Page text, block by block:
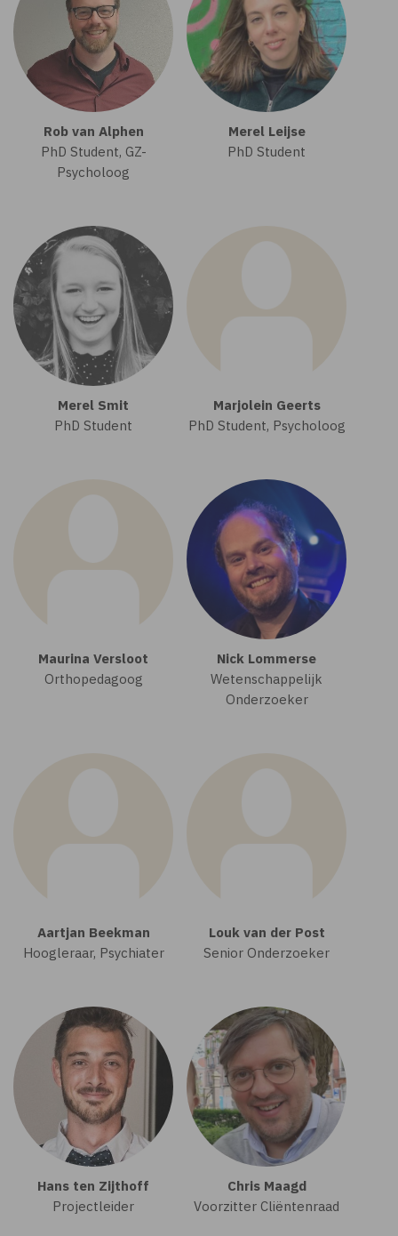
Rob van Alphen
PhD Student, GZ-
Psycholoog
Merel Leijse
PhD Student
Merel Smit
PhD Student
Marjolein Geerts
PhD Student, Psycholoog
Maurina Versloot
Orthopedagoog
Nick Lommerse
Wetenschappelijk
Onderzoeker
Aartjan Beekman
Hoogleraar, Psychiater
Louk van der Post
Senior Onderzoeker
Hans ten Zijthoff
Projectleider
Chris Maagd
Voorzitter Cliëntenraad